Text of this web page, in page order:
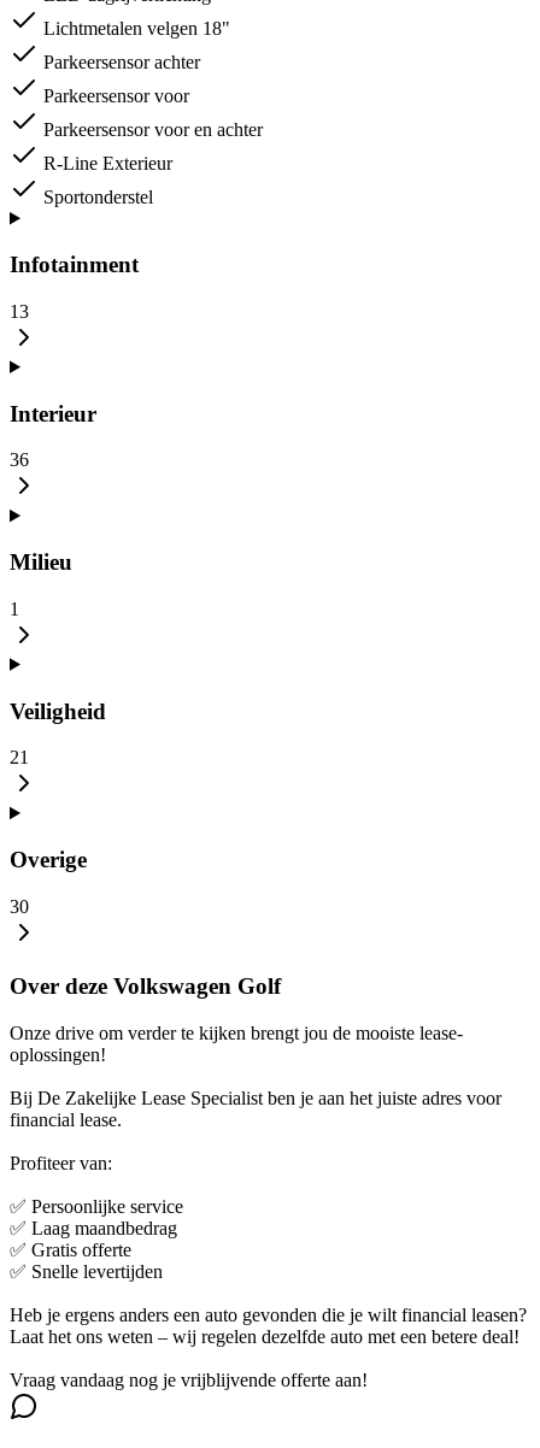
Lichtmetalen velgen 18"
Parkeersensor achter
Parkeersensor voor
Parkeersensor voor en achter
R-Line Exterieur
Sportonderstel
Infotainment
13
Interieur
36
Milieu
1
Veiligheid
21
Overige
30
Over deze Volkswagen Golf
Onze drive om verder te kijken brengt jou de mooiste lease-
oplossingen!
Bij De Zakelijke Lease Specialist ben je aan het juiste adres voor
financial lease.
Profiteer van:
✅ Persoonlijke service
✅ Laag maandbedrag
✅ Gratis offerte
✅ Snelle levertijden
Heb je ergens anders een auto gevonden die je wilt financial leasen?
Laat het ons weten – wij regelen dezelfde auto met een betere deal!
Vraag vandaag nog je vrijblijvende offerte aan!